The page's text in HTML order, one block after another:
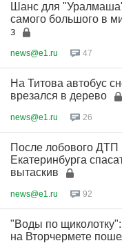
Шанс для
самого большого в
з
news@e1.ru 47
На Титова автобус
врезался в дерево
news@e1.ru 26
После лобового ДТП
Екатеринбурга
вытаскив
news@e1.ru 92
"Воды по
на Вторчермете